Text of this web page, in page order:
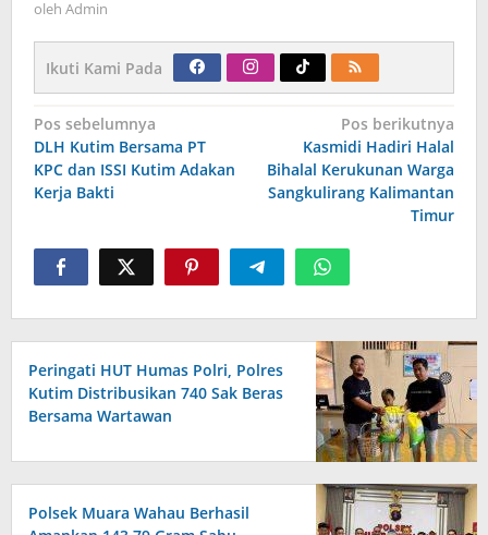
oleh Admin
Ikuti Kami Pada
Navigasi
pos
Pos sebelumnya
DLH Kutim Bersama PT
KPC dan ISSI Kutim Adakan
Kerja Bakti
Pos berikutnya
Kasmidi Hadiri Halal
Bihalal Kerukunan Warga
Sangkulirang Kalimantan
Timur
Peringati HUT Humas Polri, Polres
Kutim Distribusikan 740 Sak Beras
Bersama Wartawan
Polsek Muara Wahau Berhasil